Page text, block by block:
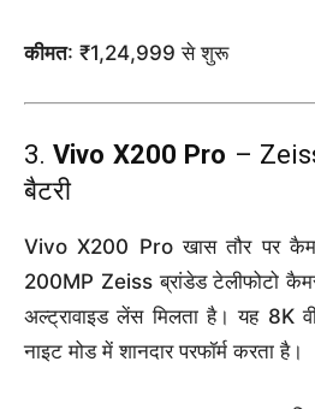
कीमत: ₹1,24,999 से शुरू
3.Vivo X200 Pro –
बैटरी
Vivo X200 Pro खास तौर पर
200MP Zeiss ब्रांडेड टेलीफोटो
अल्ट्रावाइड लेंस मिलता है। यह 8K
नाइट मोड में शानदार परफॉर्म करता है।